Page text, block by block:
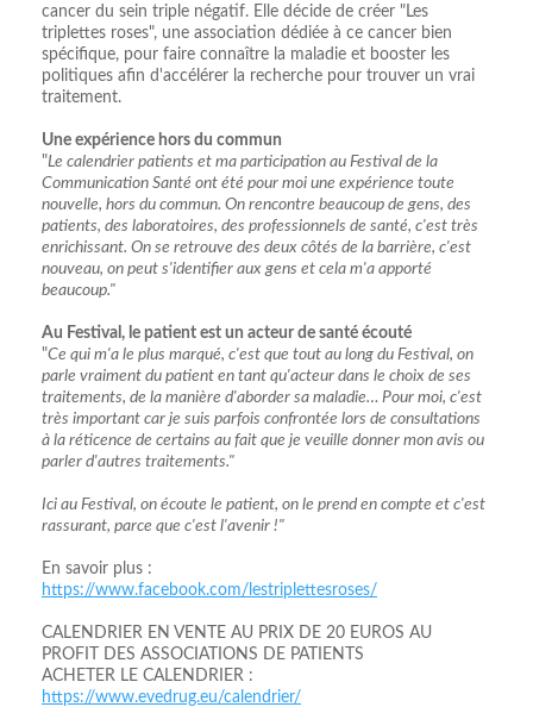
cancer du sein triple négatif. Elle décide de créer "Les
triplettes roses", une association dédiée à ce cancer bien
spécifique, pour faire connaître la maladie et booster les
politiques afin d'accélérer la recherche pour trouver un vrai
traitement.
Une expérience hors du commun
"Le calendrier patients et ma participation au Festival de la
Communication Santé ont été pour moi une expérience toute
nouvelle, hors du commun. On rencontre beaucoup de gens, des
patients, des laboratoires, des professionnels de santé, c'est très
enrichissant. On se retrouve des deux côtés de la barrière, c'est
nouveau, on peut s'identifier aux gens et cela m'a apporté
beaucoup."
Au Festival, le patient est un acteur de santé écouté
"Ce qui m'a le plus marqué, c'est que tout au long du Festival, on
parle vraiment du patient en tant qu'acteur dans le choix de ses
traitements, de la manière d'aborder sa maladie… Pour moi, c'est
très important car je suis parfois confrontée lors de consultations
à la réticence de certains au fait que je veuille donner mon avis ou
parler d'autres traitements."
Ici au Festival, on écoute le patient, on le prend en compte et c'est
rassurant, parce que c'est l'avenir !"
En savoir plus :
https://www.facebook.com/lestriplettesroses/
CALENDRIER EN VENTE AU PRIX DE 20 EUROS AU
PROFIT DES ASSOCIATIONS DE PATIENTS
ACHETER LE CALENDRIER :
https://www.evedrug.eu/calendrier/